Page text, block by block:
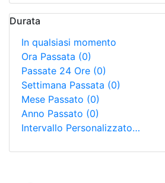
Durata
In qualsiasi momento
Ora Passata (0)
Passate 24 Ore (0)
Settimana Passata (0)
Mese Passato (0)
Anno Passato (0)
Intervallo Personalizzato…